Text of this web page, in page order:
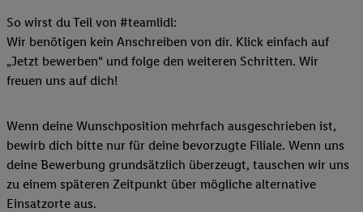
So wirst du Teil von #teamlidl:
Wir benötigen kein Anschreiben von dir. Klick einfach auf
„Jetzt bewerben“ und folge den weiteren Schritten. Wir
freuen uns auf dich!
Wenn deine Wunschposition mehrfach ausgeschrieben ist,
bewirb dich bitte nur für deine bevorzugte Filiale. Wenn uns
deine Bewerbung grundsätzlich überzeugt, tauschen wir uns
zu einem späteren Zeitpunkt über mögliche alternative
Einsatzorte aus.